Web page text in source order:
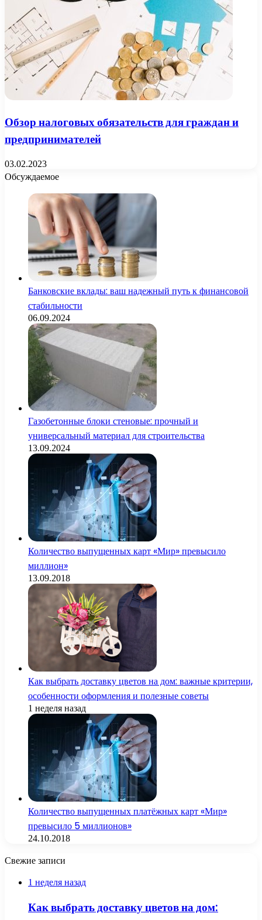
Обзор налоговых обязательств для граждан и
предпринимателей
03.02.2023
Обсуждаемое
Банковские вклады: ваш надежный путь к финансовой
стабильности
06.09.2024
Газобетонные блоки стеновые: прочный и
универсальный материал для строительства
13.09.2024
Количество выпущенных карт «Мир» превысило
миллион»
13.09.2018
Как выбрать доставку цветов на дом: важные критерии,
особенности оформления и полезные советы
1 неделя назад
Количество выпущенных платёжных карт «Мир»
превысило 5 миллионов»
24.10.2018
Свежие записи
1 неделя назад
Как выбрать доставку цветов на дом: